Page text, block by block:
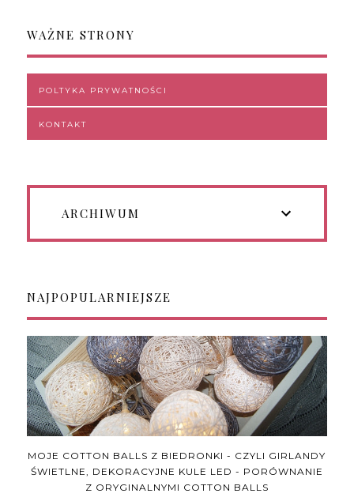
WAŻNE STRONY
POLTYKA PRYWATNOŚCI
KONTAKT
ARCHIWUM
NAJPOPULARNIEJSZE
MOJE COTTON BALLS Z BIEDRONKI - CZYLI GIRLANDY
ŚWIETLNE, DEKORACYJNE KULE LED - PORÓWNANIE
Z ORYGINALNYMI COTTON BALLS